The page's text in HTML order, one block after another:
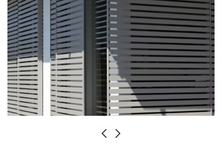
PRÉCÉDENT
SUIVANT